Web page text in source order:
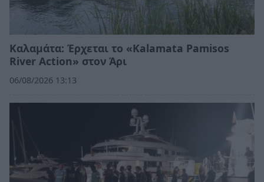
Καλαμάτα: Έρχεται το «Kalamata Pamisos
River Action» στον Άρι
06/08/2026 13:13